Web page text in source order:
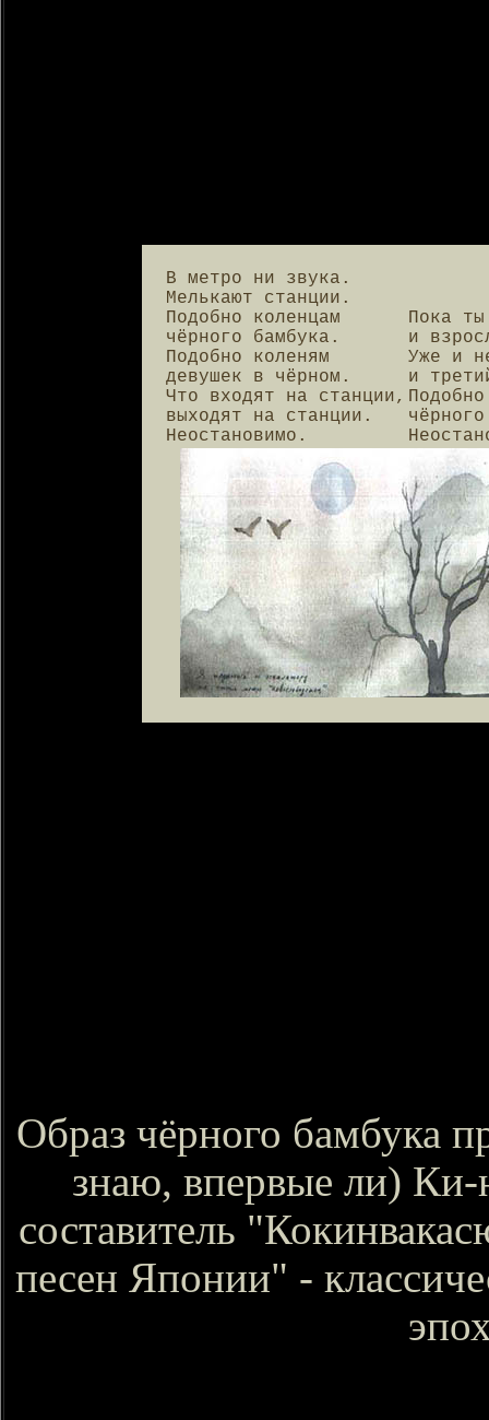
В метро ни звука.
Мелькают станции.
Подобно коленцам
чёрного бамбука.
Подобно коленям
девушек в чёрном.
Что входят на станции,
выходят на станции.
Неостановимо.
Пока
и
Уже и
и
Образ чёрного бамбука
знаю, впервые ли)
составитель
песен Японии" -